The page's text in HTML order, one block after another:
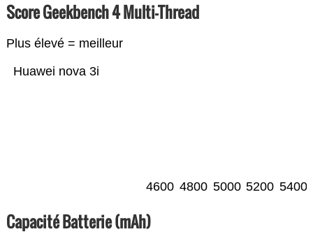
Score Geekbench 4 Multi-Thread
Plus élevé = meilleur
Huawei nova 3i
4600 4800 5000 5200 5400
Capacité Batterie (mAh)